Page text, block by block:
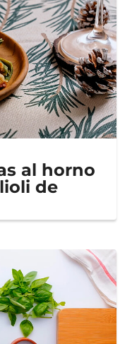
al horno
de